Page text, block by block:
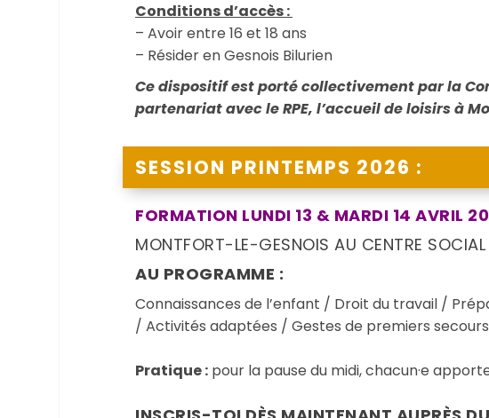
Conditions d’accès :
– Avoir entre 16 et 18 ans
– Résider en Gesnois Bilurien
Ce dispositif est porté collectivement par la
partenariat avec le RPE, l’accueil de loisirs à
SESSION PRINTEMPS 2026 :
FORMATION LUNDI 13 & MARDI 14 AVRIL
MONTFORT-LE-GESNOIS AU CENTRE SOCIAL
AU PROGRAMME :
Connaissances de l’enfant / Droit du travail /
/ Activités adaptées / Gestes de premiers secours
Pratique : pour la pause du midi, chacun·e